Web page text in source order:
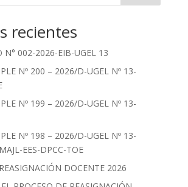
recientes
N° 002-2026-EIB-UGEL 13
Nº 200 – 2026/D-UGEL Nº 13-
Nº 199 – 2026/D-UGEL Nº 13-
Nº 198 – 2026/D-UGEL Nº 13-
EES-DPCC-TOE
DOCENTE 2026